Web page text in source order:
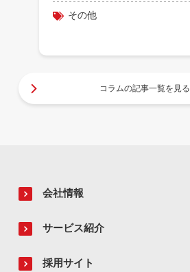
その他
コラムの記事一覧を見る
会社情報
サービス紹介
採用サイト